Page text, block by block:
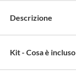
Descrizione
Kit - Cosa è incluso